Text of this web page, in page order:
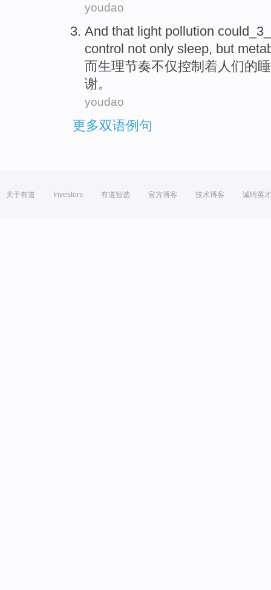
youdao
And that light pollution
control not only sleep, but
而生理节奏不仅控制 着人们的
谢。
youdao
更多双语例句
关于有道 Investors 有道智选 官方博客 技术博客 诚聘英才